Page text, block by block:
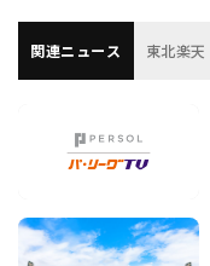
関連ニュース 東北楽天